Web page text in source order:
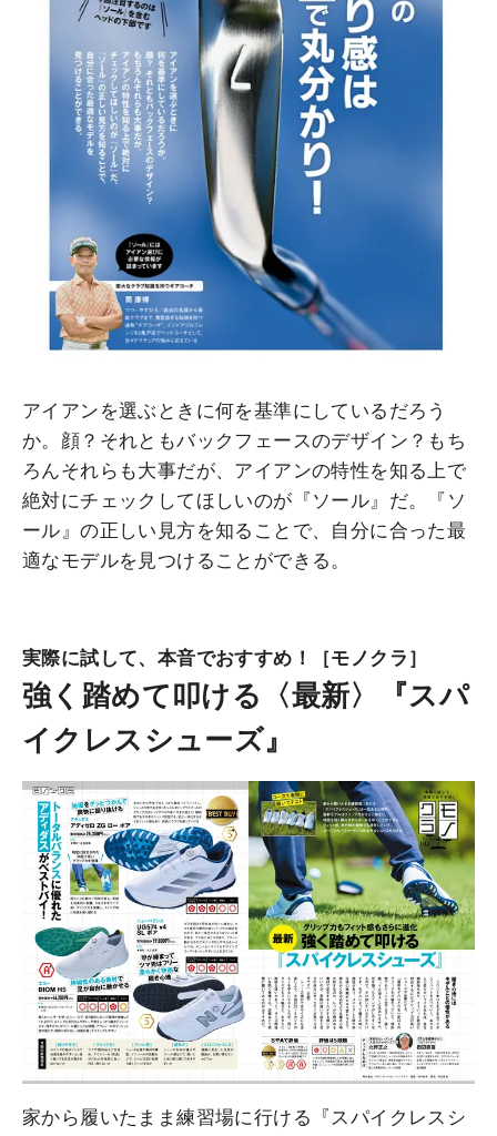
アイアンを選ぶときに何を基準にしているだろう
か。顔？それともバックフェースのデザイン？もち
ろんそれらも大事だが、アイアンの特性を知る上で
絶対にチェックしてほしいのが『ソール』だ。『ソ
ール』の正しい見方を知ることで、自分に合った最
適なモデルを見つけることができる。
実際に試して、本音でおすすめ！［モノクラ］
強く踏めて叩ける〈最新〉『スパ
イクレスシューズ』
家から履いたまま練習場に行ける『スパイクレスシ